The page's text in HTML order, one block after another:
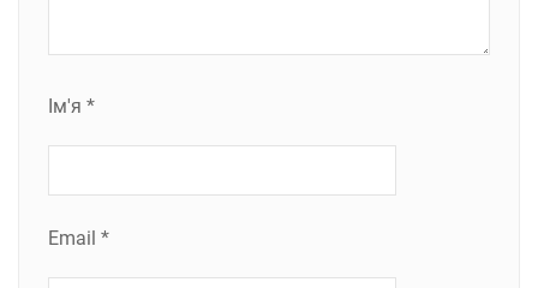
Ім'я *
Email *